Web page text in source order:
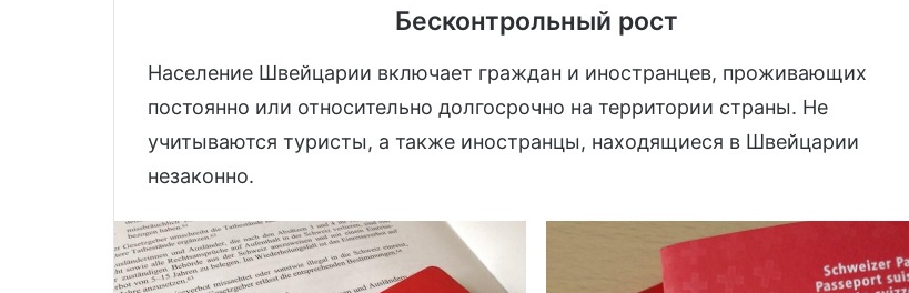
Бесконтрольный рост
Население Швейцарии включает граждан и иностранцев, проживающих
постоянно или относительно долгосрочно на территории страны. Не
учитываются туристы, а также иностранцы, находящиеся в Швейцарии
незаконно.